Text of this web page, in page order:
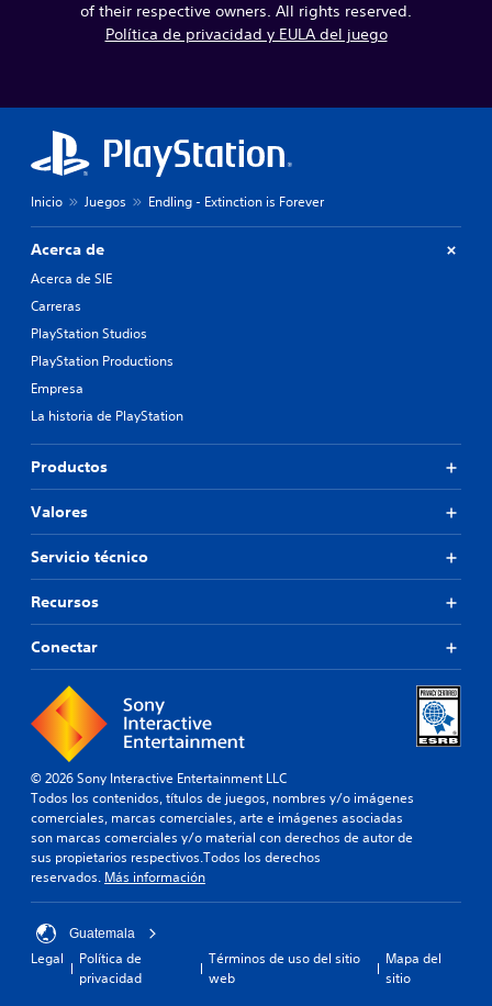
of their respective owners. All rights reserved.
Política de privacidad y EULA del juego
Inicio Juegos Endling - Extinction is Forever
Acerca de
Acerca de SIE
Carreras
PlayStation Studios
PlayStation Productions
Empresa
La historia de PlayStation
Productos
Valores
Servicio técnico
Recursos
Conectar
© 2026 Sony Interactive Entertainment LLC
Todos los contenidos, títulos de juegos, nombres y/o imágenes
comerciales, marcas comerciales, arte e imágenes asociadas
son marcas comerciales y/o material con derechos de autor de
sus propietarios respectivos.Todos los derechos
reservados. Más información
Guatemala
Legal
Política de
privacidad
Términos de uso del sitio
web
Mapa del
sitio